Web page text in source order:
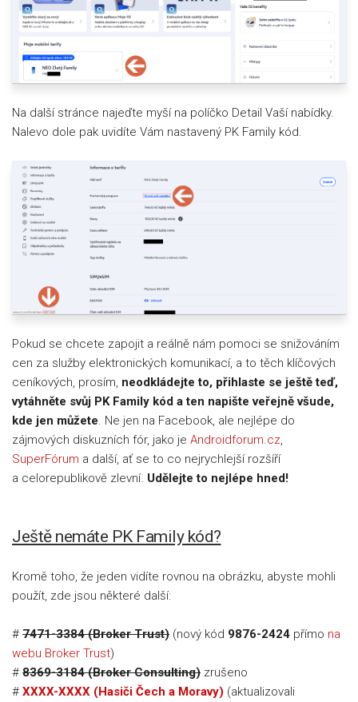
Na další stránce najeďte myší na políčko Detail Vaší nabídky.
Nalevo dole pak uvidíte Vám nastavený PK Family kód.
Pokud se chcete zapojit a reálně nám pomoci se snižováním
cen za služby elektronických komunikací, a to těch klíčových
ceníkových, prosím, neodkládejte to, přihlaste se ještě teď,
vytáhněte svůj PK Family kód a ten napište veřejně všude,
kde jen můžete. Ne jen na Facebook, ale nejlépe do
zájmových diskuzních fór, jako je Androidforum.cz,
SuperFórum a další, ať se to co nejrychlejší rozšíří
a celorepublikově zlevní. Udělejte to nejlépe hned!
Ještě nemáte PK Family kód?
Kromě toho, že jeden vidíte rovnou na obrázku, abyste mohli
použít, zde jsou některé další:
# 7471-3384 (Broker Trust) (nový kód 9876-2424 přímo na
webu Broker Trust)
# 8369-3184 (Broker Consulting) zrušeno
# XXXX-XXXX (Hasiči Čech a Moravy) (aktualizovali